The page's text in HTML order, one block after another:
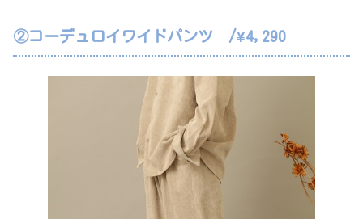
②コーデュロイワイドパンツ /¥4,290